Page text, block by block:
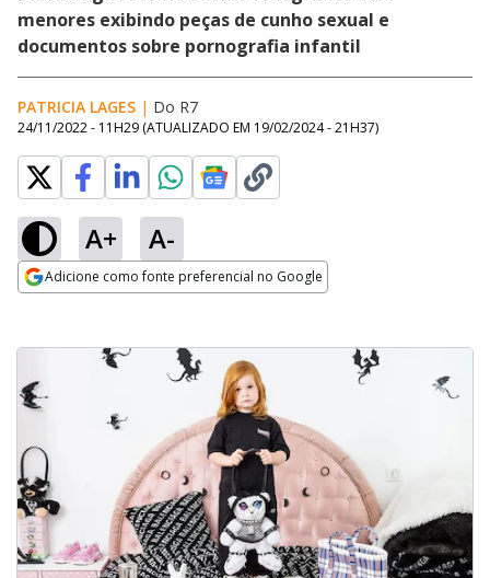
menores exibindo peças de cunho sexual e
documentos sobre pornografia infantil
PATRICIA LAGES | Do R7
24/11/2022 - 11H29 (ATUALIZADO EM 19/02/2024 - 21H37)
A+ A-
Adicione como fonte preferencial no Google